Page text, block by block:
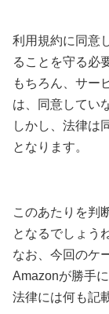
利用規約に同意
ることを守る必
もちろん、サー
は、同意してい
しかし、法律は
となります。
このあたりを判
となるでしょう
なお、今回のケ
Amazonが勝手
法律には何も記